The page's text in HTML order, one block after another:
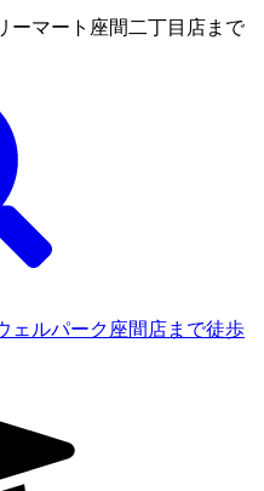
ーマート座間二丁目店まで
ェルパーク座間店まで徒歩